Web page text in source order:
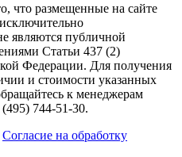
что размещенные на сайте
являются публичной
Статьи 437 (2)
Федерации. Для получения
и стоимости указанных
к менеджерам
744-51-30.
Согласие на обработку